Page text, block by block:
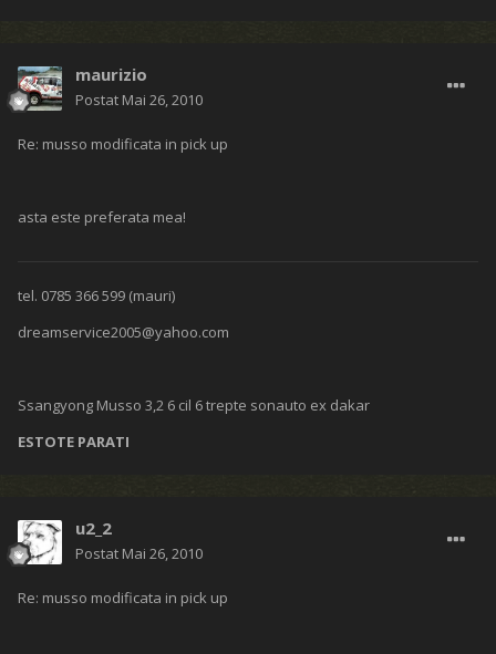
maurizio
Postat Mai 26, 2010
Re: musso modificata in pick up
asta este preferata mea!
tel. 0785 366 599 (mauri)
dreamservice2005@yahoo.com
Ssangyong Musso 3,2 6 cil 6 trepte sonauto ex dakar
ESTOTE PARATI
u2_2
Postat Mai 26, 2010
Re: musso modificata in pick up